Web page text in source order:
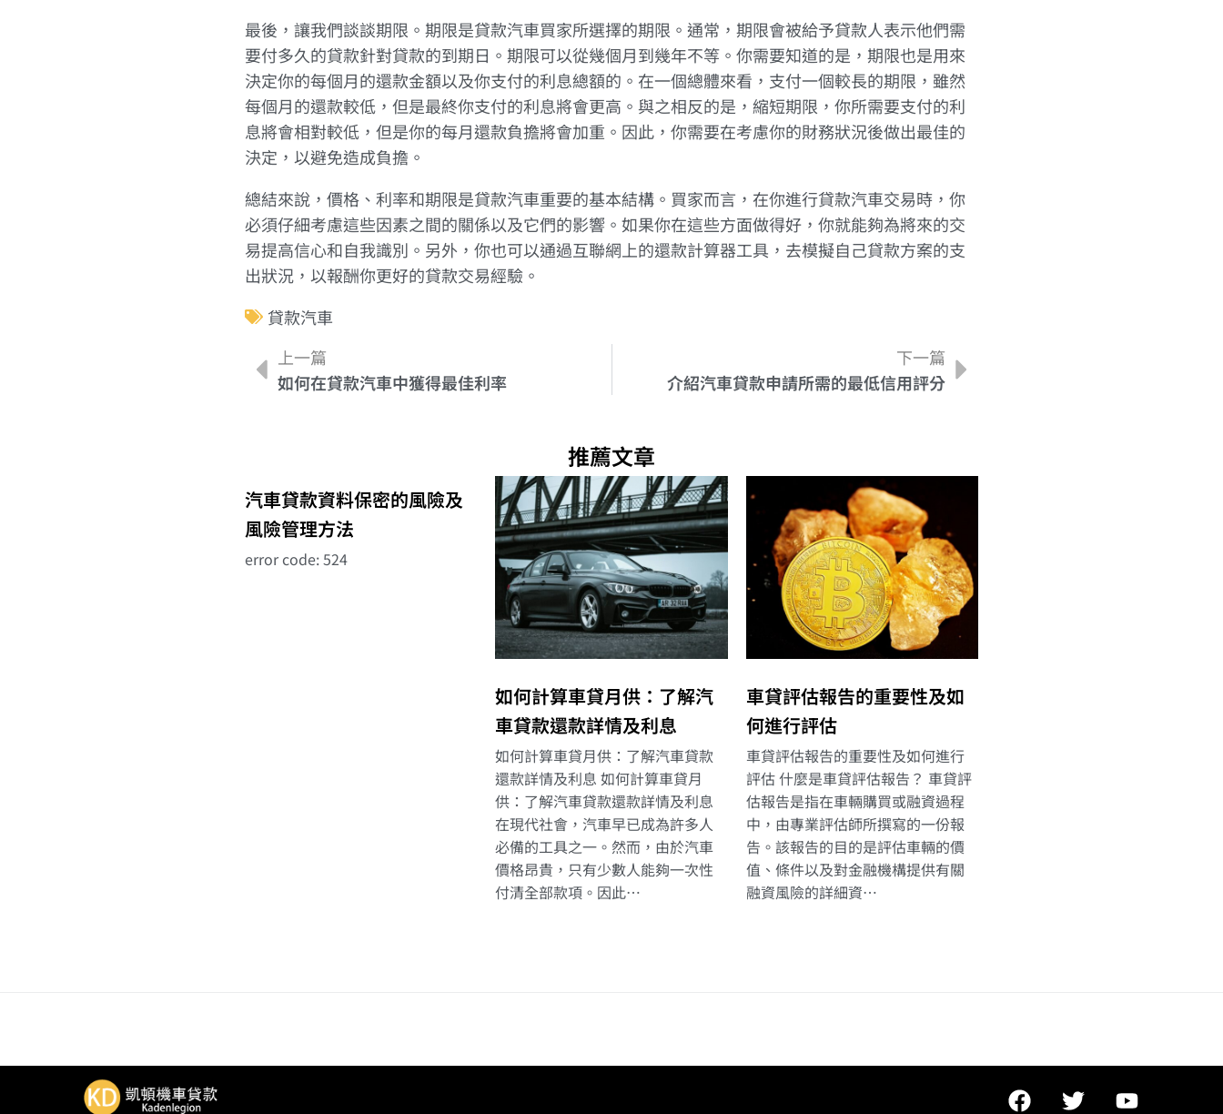
最後，讓我們談談期限。期限是貸款汽車買家所選擇的期限。通常，期限會被給予貸款人表示他們需
要付多久的貸款針對貸款的到期日。期限可以從幾個月到幾年不等。你需要知道的是，期限也是用來
決定你的每個月的還款金額以及你支付的利息總額的。在一個總體來看，支付一個較長的期限，雖然
每個月的還款較低，但是最終你支付的利息將會更高。與之相反的是，縮短期限，你所需要支付的利
息將會相對較低，但是你的每月還款負擔將會加重。因此，你需要在考慮你的財務狀況後做出最佳的
決定，以避免造成負擔。
總結來說，價格、利率和期限是貸款汽車重要的基本結構。買家而言，在你進行貸款汽車交易時，你
必須仔細考慮這些因素之間的關係以及它們的影響。如果你在這些方面做得好，你就能夠為將來的交
易提高信心和自我識別。另外，你也可以通過互聯網上的還款計算器工具，去模擬自己貸款方案的支
出狀況，以報酬你更好的貸款交易經驗。
貸款汽車
上一篇
如何在貸款汽車中獲得最佳利率
下一篇
介紹汽車貸款申請所需的最低信用評分
推薦文章
汽車貸款資料保密的風險及
風險管理方法
error code: 524
如何計算車貸月供：了解汽
車貸款還款詳情及利息
如何計算車貸月供：了解汽車貸款
還款詳情及利息 如何計算車貸月
供：了解汽車貸款還款詳情及利息
在現代社會，汽車早已成為許多人
必備的工具之一。然而，由於汽車
價格昂貴，只有少數人能夠一次性
付清全部款項。因此…
車貸評估報告的重要性及如
何進行評估
車貸評估報告的重要性及如何進行
評估 什麼是車貸評估報告？ 車貸評
估報告是指在車輛購買或融資過程
中，由專業評估師所撰寫的一份報
告。該報告的目的是評估車輛的價
值、條件以及對金融機構提供有關
融資風險的詳細資…